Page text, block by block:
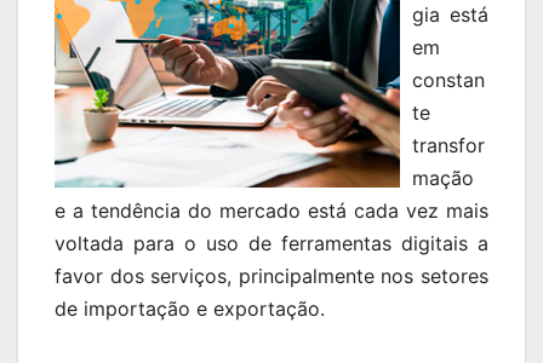
gia está
em
constan
te
transfor
mação
e a tendência do mercado está cada vez mais
voltada para o uso de ferramentas digitais a
favor dos serviços, principalmente nos setores
de importação e exportação.